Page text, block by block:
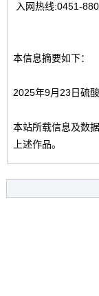
入网热线:0451-
本信息摘要如下：
2025年9月23日硫
本站所载信息及数
上述作品。